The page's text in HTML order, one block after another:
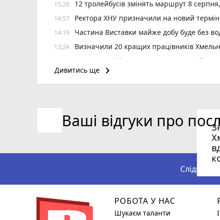
15:28 12 тролейбусів змінять маршрут 8
14:57 Ректора ХНУ призначили на новий термін
14:19 Частина Виставки майже добу буде без
13:24 Визначили 20 кращих працівників
6 серпня зафіксували температурний
11:11 «Helpix-Adrenalin» зіграє в першій
Дивитись ще keyboard_arrow_right
Ваші відгуки про
РОБОТА У НАС
Шукаєм таланти